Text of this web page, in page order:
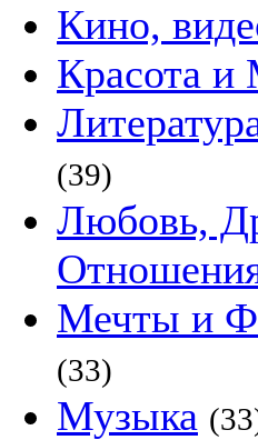
Кино,
Красота и
(39)
Любовь,
Мечты и
(33)
Музыка